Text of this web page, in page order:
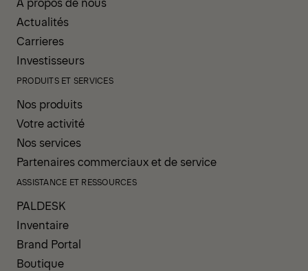
Actualités
Carrieres
Investisseurs
PRODUITS ET SERVICES
Nos produits
Votre activité
Nos services
Partenaires commerciaux et de service
ASSISTANCE ET RESSOURCES
PALDESK
Inventaire
Brand Portal
Boutique